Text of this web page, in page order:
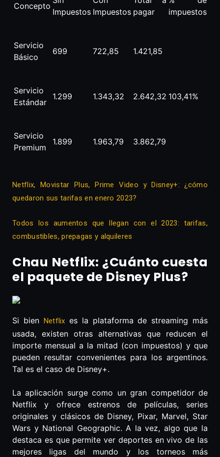
Concepto
Impuestos Impuestos pagar
impuestos
Servicio
Básico
699 722,85 1.421,85
103,41%
Servicio
Estándar
1.299 1.343,32 2.642,32
Servicio
Premium
1.899 1.963,79 3.862,79
Netflix, Movistar Plus, Prime Video y Disney+: ¿cómo
quedaron sus tarifas en enero 2023?
Todos los aumentos que llegan con el 2023: tarifas,
combustibles, prepagas y alquileres
Chau Netflix: ¿Cuánto cuesta
el paquete de Disney Plus?
Si bien Netflix es la plataforma de streaming más
usada, existen otras alternativas que reducen el
importe mensual a la mitad (con impuestos) y que
pueden resultar convenientes para los argentinos.
Tal es el caso de Disney+.
La aplicación surge como un gran competidor de
Netflix y ofrece estrenos de películas, series
originales y clásicos de Disney, Pixar, Marvel, Star
Wars y National Geographic. A la vez, algo que la
destaca es que permite ver deportes en vivo de las
mejores ligas del mundo y los torneos más